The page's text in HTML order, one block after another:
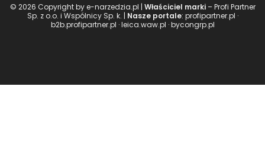
© 2026 Copyright bye-narzedzia.pl | Właściciel marki– Profi Partner
Sp. z o.o. i Wspólnicy Sp. k. | Nasze portale: profipartner.pl ·
b2b.profipartner.pl ·leica.waw.pl ·bycongrp.pl